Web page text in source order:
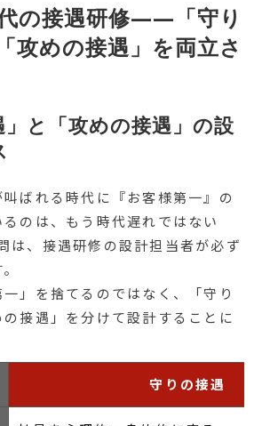
の接遇研修——「守り
攻めの接遇」を両立さ
」と「攻めの接遇」の設
叫ばれる時代に『お客様第一』の
のは、もう時代遅れではない
、接遇研修の設計担当者が必ず
」を捨てるのではなく、「守り
接遇」を分けて設計することに
守りの接遇